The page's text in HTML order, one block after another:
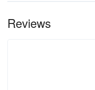
Reviews